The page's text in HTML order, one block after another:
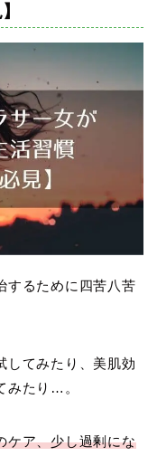
するために四苦八苦
してみたり、美肌効
みたり…。
ケア、少し過剰にな